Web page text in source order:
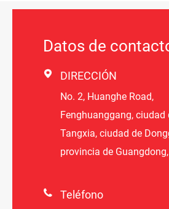
Datos de
 DIRECCIÓN
No. 2, Huanghe Road,
Fenghuanggang, ciudad
Tangxia, ciudad de
provincia de
 Teléfono